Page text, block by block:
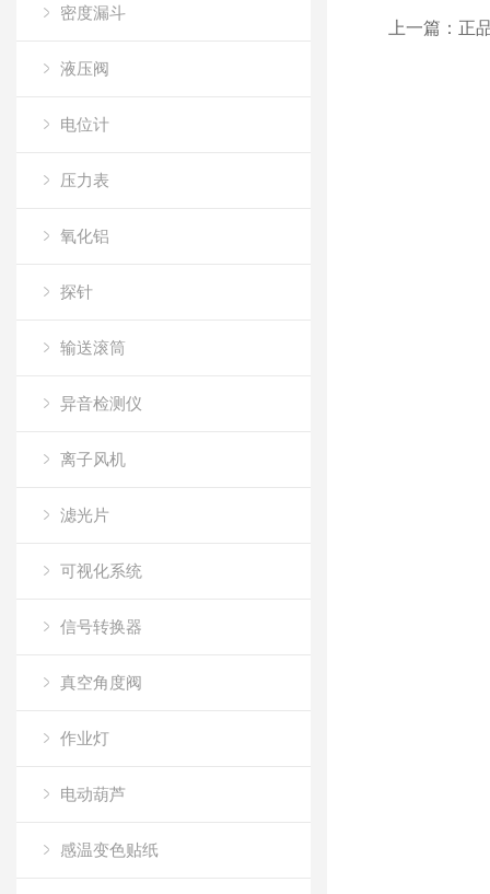
密度漏斗
液压阀
电位计
压力表
氧化铝
探针
输送滚筒
异音检测仪
离子风机
滤光片
可视化系统
信号转换器
真空角度阀
作业灯
电动葫芦
感温变色贴纸
上一篇： 正